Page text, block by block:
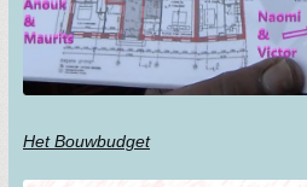
Het Bouwbudget